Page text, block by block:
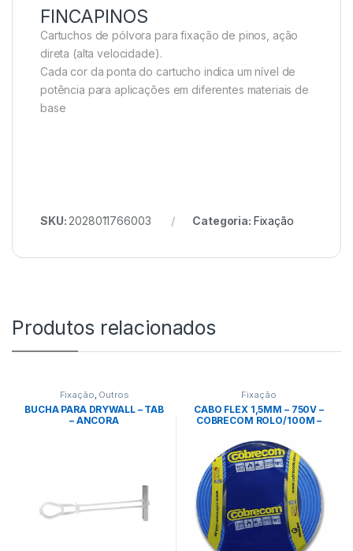
FINCAPINOS
Cartuchos de pólvora para fixação de pinos, ação
direta (alta velocidade).
Cada cor da ponta do cartucho indica um nível de
potência para aplicações em diferentes materiais de
base
SKU: 2028011766003 Categoria: Fixação
Produtos relacionados
Fixação, Outros
BUCHA PARA DRYWALL – TAB
– ANCORA
Fixação
CABO FLEX 1,5MM – 750V –
COBRECOM ROLO/100M –